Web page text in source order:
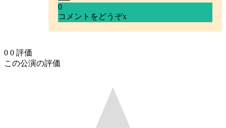
0
コメントをどうぞx
0 0 評価
この公演の評価